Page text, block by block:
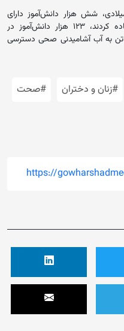
شش هزار دانش‌آموز دارای
معلولیت از برنامه‌های آموزشی آن استفاده کردند، ۱۲۳ هزار دانش‌آموز در
آموزش دیدند و ۶۴ هزار تن به آب‌ آشامیدنی صحی دسترسی
#زنان و دختران #صحت
https://